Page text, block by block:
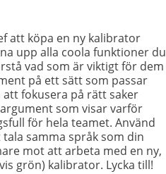
att köpa en ny kalibrator
upp alla coola funktioner du
vad som är viktigt för dem
på ett sätt som passar
fokusera på rätt saker
som visar varför
för hela teamet. Använd
samma språk som din
mot att arbeta med en ny,
grön) kalibrator. Lycka till!